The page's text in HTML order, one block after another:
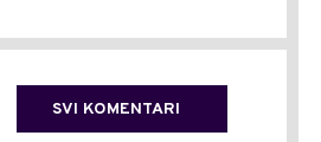
SVI KOMENTARI